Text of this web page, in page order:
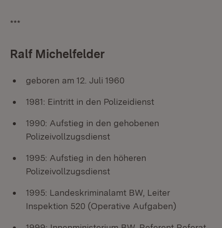
***
Ralf Michelfelder
geboren am 12. Juli 1960
1981: Eintritt in den Polizeidienst
1990: Aufstieg in den gehobenen
Polizeivollzugsdienst
1995: Aufstieg in den höheren
Polizeivollzugsdienst
1995: Landeskriminalamt BW, Leiter
Inspektion 520 (Operative Aufgaben)